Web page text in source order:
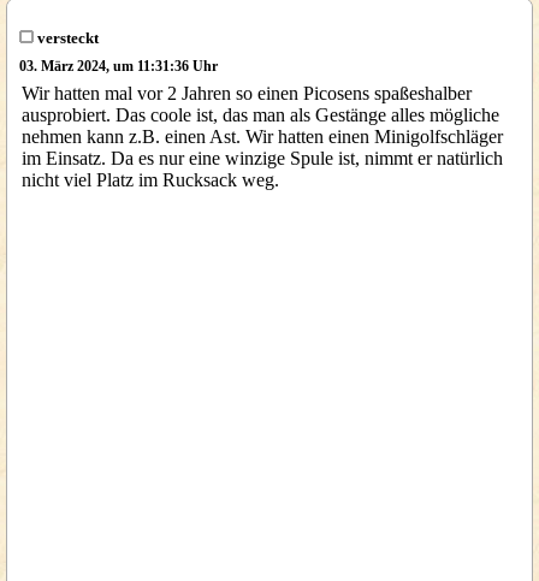
versteckt
03. März 2024, um 11:31:36 Uhr
Wir hatten mal vor 2 Jahren so einen Picosens spaßeshalber
ausprobiert. Das coole ist, das man als Gestänge alles mögliche
nehmen kann z.B. einen Ast. Wir hatten einen Minigolfschläger
im Einsatz. Da es nur eine winzige Spule ist, nimmt er natürlich
nicht viel Platz im Rucksack weg.